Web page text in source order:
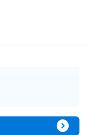
expand_circle_right